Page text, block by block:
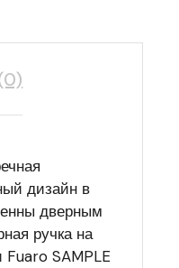
дизайн в
дверным
ручка на
Fuaro SAMPLE